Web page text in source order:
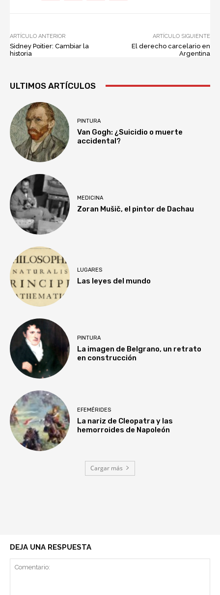
ARTÍCULO ANTERIOR
Sidney Poitier: Cambiar la
historia
ARTÍCULO SIGUIENTE
El derecho carcelario en
Argentina
ULTIMOS ARTÍCULOS
PINTURA
Van Gogh: ¿Suicidio o muerte
accidental?
MEDICINA
Zoran Mušič, el pintor de Dachau
LUGARES
Las leyes del mundo
PINTURA
La imagen de Belgrano, un retrato
en construcción
EFEMÉRIDES
La nariz de Cleopatra y las
hemorroides de Napoleón
Cargar más
DEJA UNA RESPUESTA